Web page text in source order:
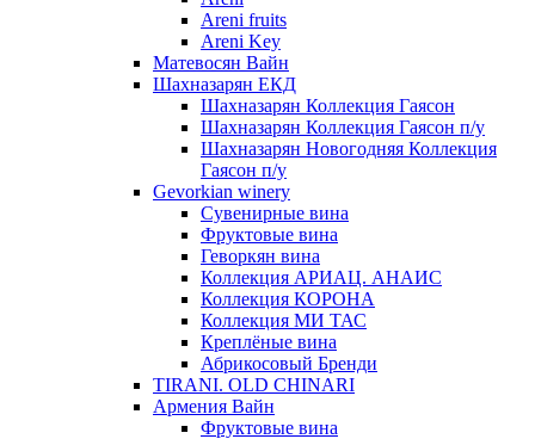
Areni fruits
Areni Key
Матевосян Вайн
Шахназарян ЕКД
Шахназарян Коллекция Гаясон
Шахназарян Коллекция Гаясон п/у
Шахназарян Новогодняя Коллекция
Гаясон п/у
Gevorkian winery
Сувенирные вина
Фруктовые вина
Геворкян вина
Коллекция АРИАЦ. АНАИС
Коллекция КОРОНА
Коллекция МИ ТАС
Креплёные вина
Абрикосовый Бренди
TIRANI. OLD CHINARI
Армения Вайн
Фруктовые вина